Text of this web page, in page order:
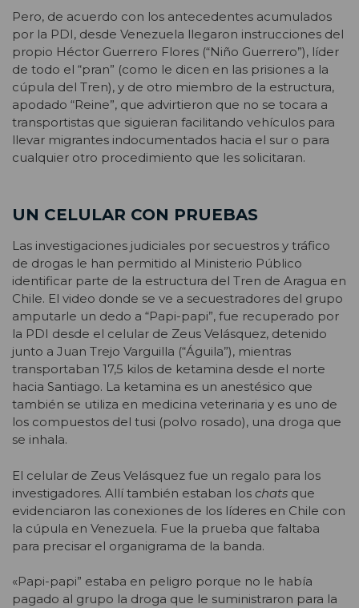
Pero, de acuerdo con los antecedentes acumulados
por la PDI, desde Venezuela llegaron instrucciones del
propio Héctor Guerrero Flores (“Niño Guerrero”), líder
de todo el “pran” (como le dicen en las prisiones a la
cúpula del Tren), y de otro miembro de la estructura,
apodado “Reine”, que advirtieron que no se tocara a
transportistas que siguieran facilitando vehículos para
llevar migrantes indocumentados hacia el sur o para
cualquier otro procedimiento que les solicitaran.
UN CELULAR CON PRUEBAS
Las investigaciones judiciales por secuestros y tráfico
de drogas le han permitido al Ministerio Público
identificar parte de la estructura del Tren de Aragua en
Chile. El video donde se ve a secuestradores del grupo
amputarle un dedo a “Papi-papi”, fue recuperado por
la PDI desde el celular de Zeus Velásquez, detenido
junto a Juan Trejo Varguilla (“Águila”), mientras
transportaban 17,5 kilos de ketamina desde el norte
hacia Santiago. La ketamina es un anestésico que
también se utiliza en medicina veterinaria y es uno de
los compuestos del tusi (polvo rosado), una droga que
se inhala.
El celular de Zeus Velásquez fue un regalo para los
investigadores. Allí también estaban los chats que
evidenciaron las conexiones de los líderes en Chile con
la cúpula en Venezuela. Fue la prueba que faltaba
para precisar el organigrama de la banda.
«Papi-papi” estaba en peligro porque no le había
pagado al grupo la droga que le suministraron para la